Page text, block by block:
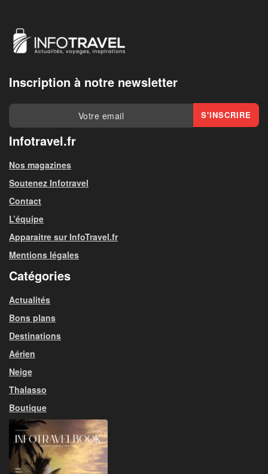
Inscription à notre newsletter
Infotravel.fr
Nos magazines
Soutenez Infotravel
Contact
L’équipe
Apparaitre sur InfoTravel.fr
Mentions légales
Catégories
Actualités
Bons plans
Destinations
Aérien
Neige
Thalasso
Boutique